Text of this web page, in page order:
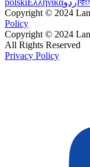
polskiΕλληνικάاردو
Copyright © 2024
Policy
Copyright © 2024
All Rights Reserved
Privacy Policy